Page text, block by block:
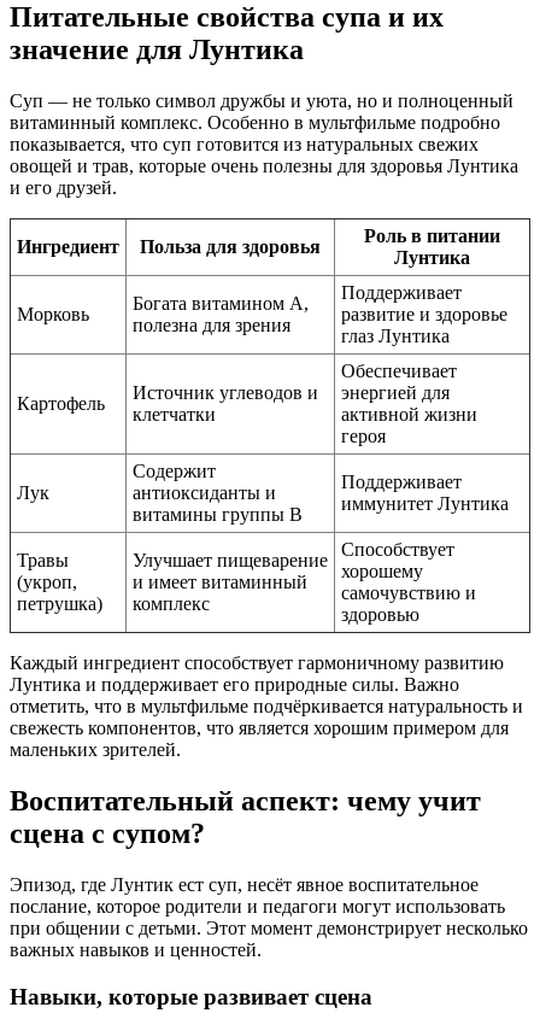
Питательные свойства супа и их
значение для Лунтика
Суп — не только символ дружбы и уюта, но и полноценный
витаминный комплекс. Особенно в мультфильме подробно
показывается, что суп готовится из натуральных свежих
овощей и трав, которые очень полезны для здоровья Лунтика
и его друзей.
Ингредиент Польза для здоровья
Роль в питании
Лунтика
Морковь
Богата витамином А,
полезна для зрения
Поддерживает
развитие и здоровье
глаз Лунтика
Картофель
Источник углеводов и
клетчатки
Обеспечивает
энергией для
активной жизни
героя
Лук
Содержит
антиоксиданты и
витамины группы B
Поддерживает
иммунитет Лунтика
Травы
(укроп,
петрушка)
Улучшает пищеварение
и имеет витаминный
комплекс
Способствует
хорошему
самочувствию и
здоровью
Каждый ингредиент способствует гармоничному развитию
Лунтика и поддерживает его природные силы. Важно
отметить, что в мультфильме подчёркивается натуральность и
свежесть компонентов, что является хорошим примером для
маленьких зрителей.
Воспитательный аспект: чему учит
сцена с супом?
Эпизод, где Лунтик ест суп, несёт явное воспитательное
послание, которое родители и педагоги могут использовать
при общении с детьми. Этот момент демонстрирует несколько
важных навыков и ценностей.
Навыки, которые развивает сцена